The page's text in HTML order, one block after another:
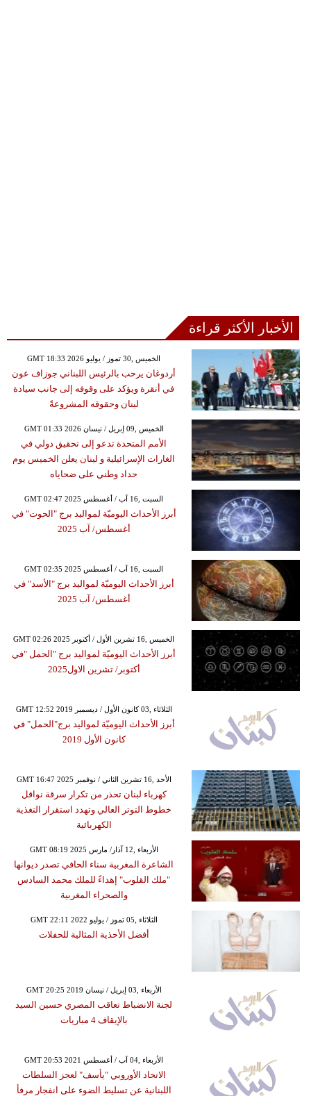
الأخبار الأكثر قراءة
GMT 18:33 2026 الخميس ,30 تموز / يوليو
أردوغان يرحب بالرئيس اللبناني جوزاف عون
في أنقرة ويؤكد على وقوفه إلى جانب سيادة
لبنان وحقوقه المشروعةً
GMT 01:33 2026 الخميس ,09 إبريل / نيسان
الأمم المتحدة تدعو إلى تحقيق دولي في
الغارات الإسرائيلية و لبنان يعلن الخميس يوم
حداد وطني على ضحاياه
GMT 02:47 2025 السبت ,16 آب / أغسطس
أبرز الأحداث اليوميّة لمواليد برج "الحوت" في
أغسطس/ آب 2025
GMT 02:35 2025 السبت ,16 آب / أغسطس
أبرز الأحداث اليوميّة لمواليد برج "الأسد" في
أغسطس/ آب 2025
GMT 02:26 2025 الخميس ,16 تشرين الأول / أكتوبر
أبرز الأحداث اليوميّة لمواليد برج "الحمل "في
أكتوبر/ تشرين الاول2025
GMT 12:52 2019 الثلاثاء ,03 كانون الأول / ديسمبر
أبرز الأحداث اليوميّة لمواليد برج"الحمل" في
كانون الأول 2019
GMT 16:47 2025 الأحد ,16 تشرين الثاني / نوفمبر
كهرباء لبنان تحذر من تكرار سرقة نواقل
خطوط التوتر العالي وتهدد استقرار التغذية
الكهربائية
GMT 08:19 2025 الأربعاء ,12 آذار/ مارس
الشاعرة المغربية سناء الحافي تصدر ديوانها
"ملك القلوب" إهداءً للملك محمد السادس
والصحراء المغربية
GMT 22:11 2022 الثلاثاء ,05 تموز / يوليو
أفضل الأحذية المثالية للحفلات
GMT 20:25 2019 الأربعاء ,03 إبريل / نيسان
لجنة الانضباط تعاقب المصري حسين السيد
بالإيقاف 4 مباريات
GMT 20:53 2021 الأربعاء ,04 آب / أغسطس
الاتحاد الأوروبي "يأسف" لعجز السلطات
اللبنانية عن تسليط الضوء على انفجار مرفأ